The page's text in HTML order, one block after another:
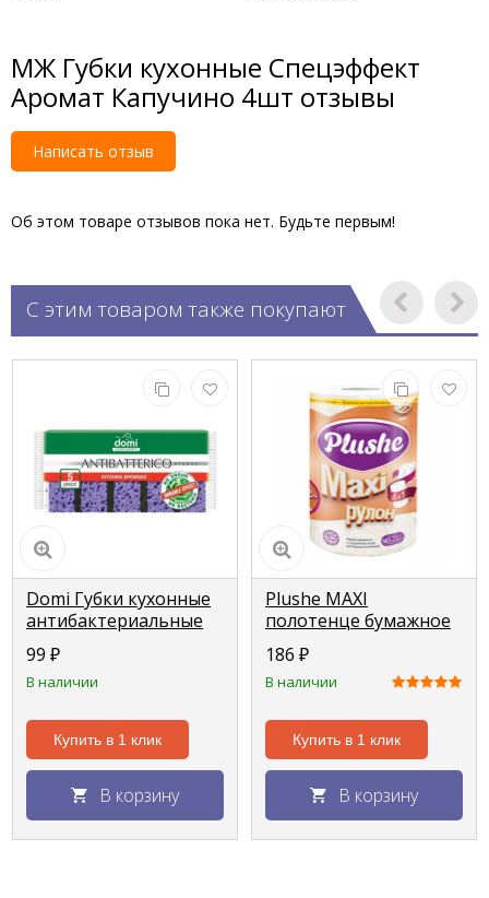
МЖ Губки кухонные Спецэффект
Аромат Капучино 4шт отзывы
Написать отзыв
Об этом товаре отзывов пока нет. Будьте первым!
С этим товаром также покупают
Domi Губки кухонные
антибактериальные
Antibatterico 5шт
99 ₽
В наличии
Купить в 1 клик
В корзину
Plushe MAXI
полотенце бумажное
1 рулон 2 слоя 40м
186 ₽
В наличии
Купить в 1 клик
В корзину